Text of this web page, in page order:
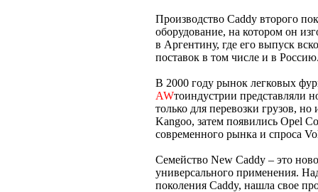
Производство Caddy второго
оборудование, на котором он
в Аргентину, где его выпуск
поставок в том числе и в
В 2000 году рынок легковых
AWтоиндустрии представляли
только для перевозки грузов,
Kangoo, затем появились Opel
современного рынка и спроса
Семейство New Caddy – это
универсального применения.
поколения Caddy, нашла свое